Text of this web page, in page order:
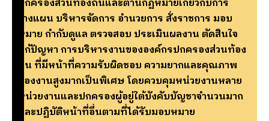
ปกครองส่วนท้องถิ่นและต้านกฏหมายเกี่ยวกับการ
วางแผน บริหารจัดการ อำนวยการ สั่งราชการ มอบ
หมาย กำกับดูแล ตรวจสอบ ประเมินผลงาน ตัดสินใจ
แก้ปัญหา การบริหารงานขององค์กรปกครองส่วนท้อง
ถิ่น ที่มีหน้าที่ความรับผิดชอบ ความยากและคุณภาพ
ของงานสูงมากเป็นพิเศษ โดยควบคุมหน่วยงานหลาย
หน่วยงานและปกครองผู้อยู่ใต้บังคับบัญชาจำนวนมาก
และปฏิบัติหน้าที่อื่นตามที่ได้รับมอบหมาย